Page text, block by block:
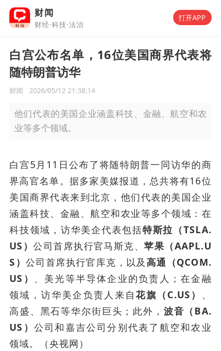
财闻
财经·科技·法治
打开APP
白宫公布名单，16位美国商界代表将
随特朗普访华
财闻 2026/05/12 21:38:14
他们代表的美国企业涵盖科技、金融、航空和农
业等多个领域。
白宫5月11日公布了将随特朗普一同访华的商
界高官名单。据多家美媒报道，总共将有16位
美国商界代表来到北京，他们代表的美国企业
涵盖科技、金融、航空和农业等多个领域：在
科技领域，访华美企代表包括特斯拉（TSLA.
US）公司首席执行官马斯克、苹果（AAPL.U
S） 公司首席执行官库克，以及高通（QCOM.
US） 、美光等半导体企业的负责人；在金融
领域，访华美企负责人来自花旗（C.US） 、
高盛、黑石等华尔街巨头；此外， 波音（BA.
US） 公司和嘉吉公司分别代表了航空和农业
领域。（央视网）